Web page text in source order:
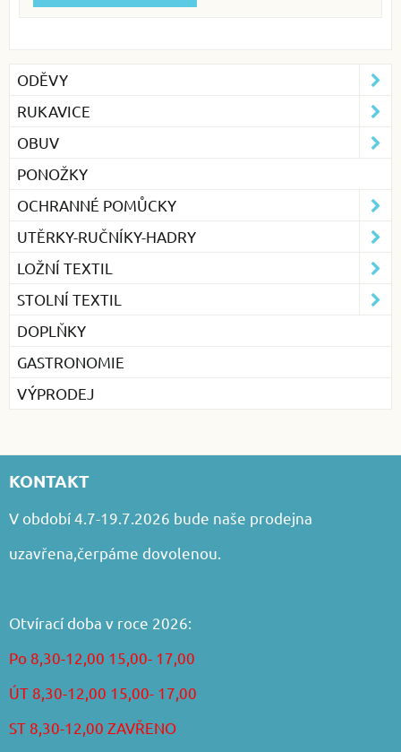
ODĚVY
RUKAVICE
OBUV
PONOŽKY
OCHRANNÉ POMŮCKY
UTĚRKY-RUČNÍKY-HADRY
LOŽNÍ TEXTIL
STOLNÍ TEXTIL
DOPLŇKY
GASTRONOMIE
VÝPRODEJ
KONTAKT
V období 4.7-19.7.2026 bude naše prodejna
uzavřena,čerpáme dovolenou.
Otvírací doba v roce 2026:
Po 8,30-12,00 15,00- 17,00
ÚT 8,30-12,00 15,00- 17,00
ST 8,30-12,00 ZAVŘENO